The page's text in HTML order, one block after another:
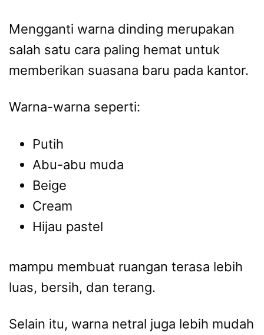
Mengganti warna dinding merupakan
salah satu cara paling hemat untuk
memberikan suasana baru pada kantor.
Warna-warna seperti:
Putih
Abu-abu muda
Beige
Cream
Hijau pastel
mampu membuat ruangan terasa lebih
luas, bersih, dan terang.
Selain itu, warna netral juga lebih mudah